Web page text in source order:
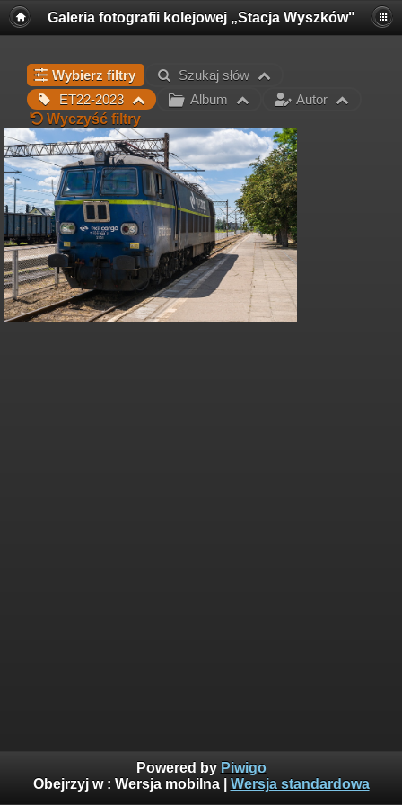
Galeria fotografii kolejowej „Stacja Wyszków"
Wybierz filtry
Szukaj słów
ET22-2023
Album
Autor
Wyczyść filtry
Powered by Piwigo
Obejrzyj w : Wersja mobilna| Wersja standardowa